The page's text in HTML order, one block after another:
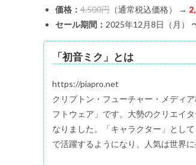
価格： 4,500円 （通常税込価格） →
セール期間： 2025年12月8日（月）
「初音ミク」とは
https://piapro.net
クリプトン・フューチャー・メディ
フトウェア」です。大勢のクリエイ
なりました。「キャラクター」とし
で活躍するようになり、人気は世界に